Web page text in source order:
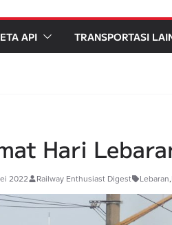
API TRANSPORTASI
Hari
2022 Railway Enthusiast Digest Lebaran,